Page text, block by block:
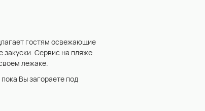
гостям освежающие
закуски. Сервис на пляже
лежаке.
Вы загораете под